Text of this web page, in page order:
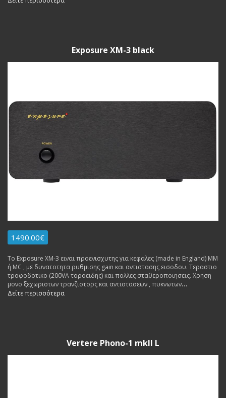
Exposure XM-3 black
1490.00€
Το Exposure XM-3 ειναι προενισχυτης για κεφαλες (made in England) ΜΜ
ή MC , με δυνατοτητα ρυθμισης gain και αντιστασης εισοδου. Τεραστιο
τροφοδοτικο (200VA τοροειδης) και πολλες σταθεροποιησεις. Χρηση
μονο ξεχωριστων τρανζιστορς και αντιστασεων , πυκνωτων
υπερυψηλης ποιοτητας. Εγγυηση 3 χρονια.
Δείτε περισσότερα
Vertere Phono-1 mkII L